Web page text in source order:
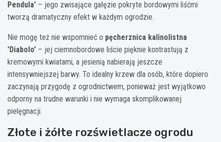
Pendula’ – jego zwisające gałęzie pokryte bordowymi liśćmi
tworzą dramatyczny efekt w każdym ogrodzie.
Nie mogę też nie wspomnieć o pęcherznica kalinolistna
'Diabolo’ – jej ciemnobordowe liście pięknie kontrastują z
kremowymi kwiatami, a jesienią nabierają jeszcze
intensywniejszej barwy. To idealny krzew dla osób, które dopiero
zaczynają przygodę z ogrodnictwem, ponieważ jest wyjątkowo
odporny na trudne warunki i nie wymaga skomplikowanej
pielęgnacji.
Złote i żółte rozświetlacze ogrodu